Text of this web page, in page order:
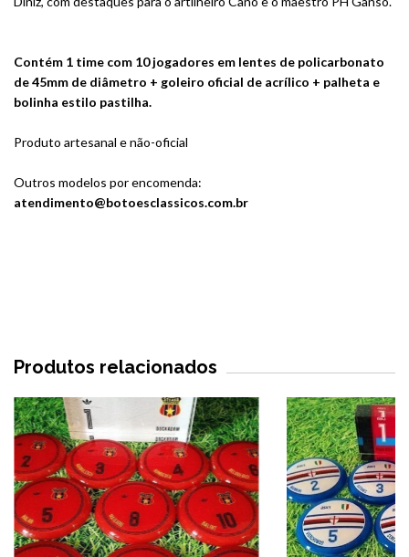
Contém 1 time com 10 jogadores em lentes de policarbonato
de 45mm de diâmetro + goleiro oficial de acrílico + palheta e
bolinha estilo pastilha.
Produto artesanal e não-oficial
Outros modelos por encomenda:
atendimento@botoesclassicos.com.br
Produtos relacionados